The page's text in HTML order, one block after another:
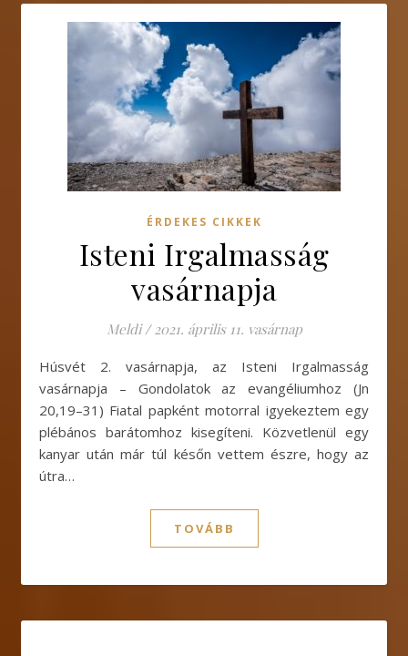
ÉRDEKES CIKKEK
Isteni Irgalmasság
vasárnapja
Meldi / 2021. április 11. vasárnap
Húsvét 2. vasárnapja, az Isteni Irgalmasság
vasárnapja – Gondolatok az evangéliumhoz (Jn
20,19–31) Fiatal papként motorral igyekeztem egy
plébános barátomhoz kisegíteni. Közvetlenül egy
kanyar után már túl későn vettem észre, hogy az
útra…
TOVÁBB